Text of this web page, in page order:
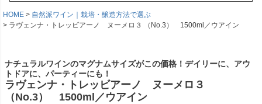
HOME
自然派ワイン｜栽培・醸造方法で選ぶ
ラヴェンナ・トレッビアーノ ヌーメロ３ （No.3） 1500ml／ウアイン
ナチュラルワインのマグナムサイズがこの価格！デイリーに、アウ
トドアに、パーティーにも！
ラヴェンナ・トレッビアーノ ヌーメロ３
（No.3） 1500ml／ウアイン